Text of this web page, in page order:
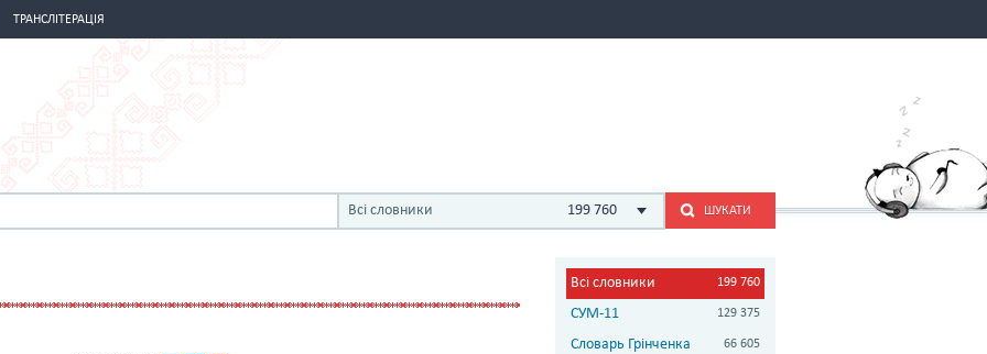
ТРАНСЛІТЕРАЦІЯ
Всі словники 199 760 ШУКАТИ
Всі словники 199 760
СУМ-11 129 375
Словарь Грінченка 66 605